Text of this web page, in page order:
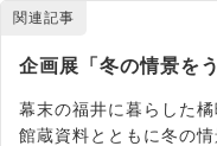
関連記事
企画展「冬の情景を
幕末の福井に暮らした
館蔵資料とともに冬の